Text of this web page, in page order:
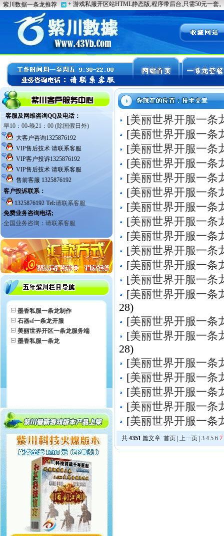
墨香私服一条龙制作
石器sf一条龙开服
美丽世界开区一条龙服务端
墨香私服一条龙
[美丽世界开服一条
[美丽世界开服一条
[美丽世界开服一条
[美丽世界开服一条
[美丽世界开服一条
[美丽世界开服一条
[美丽世界开服一条
[美丽世界开服一条
[美丽世界开服一条
[美丽世界开服一条
[美丽世界开服一条
[美丽世界开服一条
[美丽世界开服一条
28)
[美丽世界开服一条
[美丽世界开服一条
28)
[美丽世界开服一条
[美丽世界开服一条
[美丽世界开服一条
[美丽世界开服一条
[美丽世界开服一条
共 4351 篇文章 首页 上一页 3 4 5 6 7